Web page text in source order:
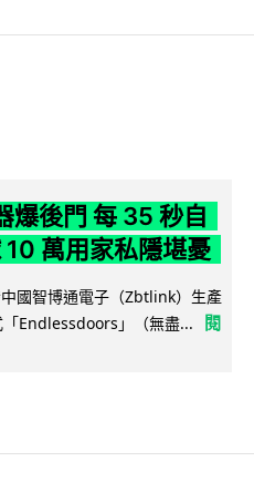
爆後門 每 35 秒自
萬用家私隱堪憂
國智博通電子（Zbtlink）生產
Endlessdoors」（無盡...
閱